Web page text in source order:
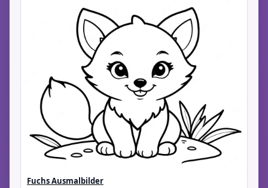
Fuchs Ausmalbilder